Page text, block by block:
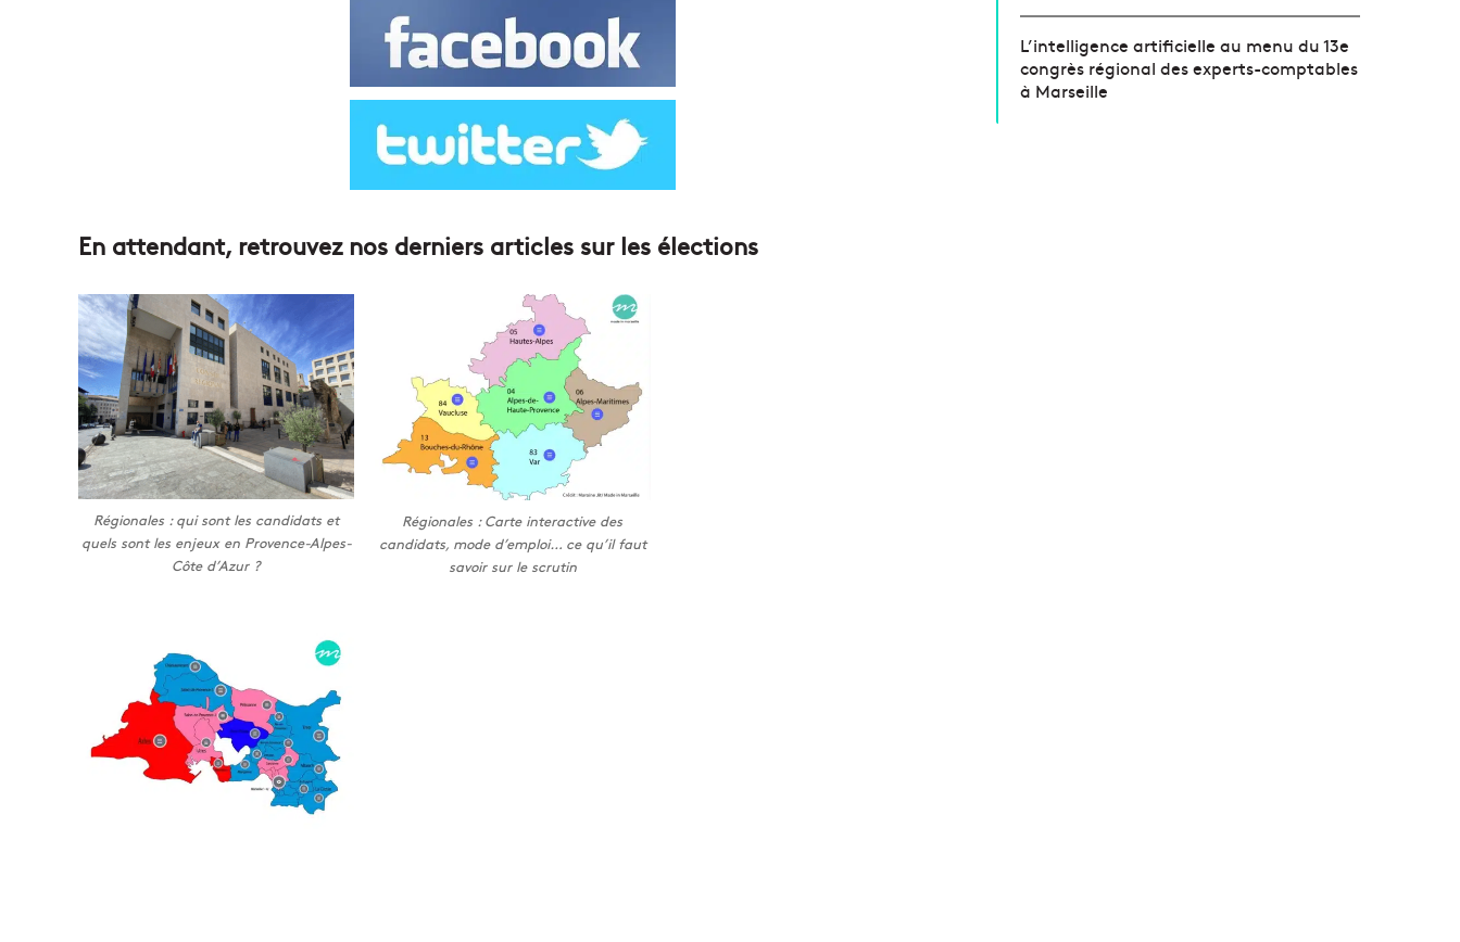
En attendant, retrouvez nos derniers articles sur les élections
Régionales : qui sont les candidats et
quels sont les enjeux en Provence-Alpes-
Côte d’Azur ?
Régionales : Carte interactive des
candidats, mode d’emploi… ce qu’il faut
savoir sur le scrutin
L’intelligence artificielle au menu du 13e
congrès régional des experts-comptables
à Marseille